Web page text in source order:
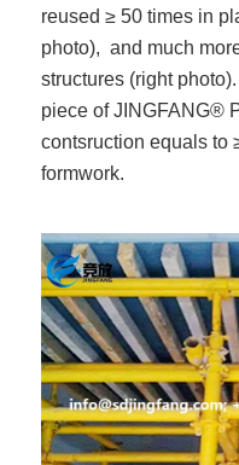
reused ≥ 50 times in
photo), and much
structures (right
piece of JINGFANG®
contsruction equals to
formwork.